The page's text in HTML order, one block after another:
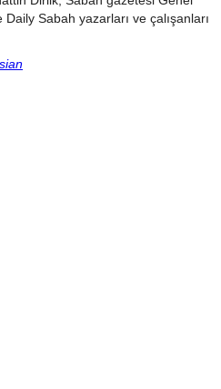
Sabah yazarları ve çalışanları